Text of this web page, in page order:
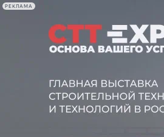
РЕКЛАМА